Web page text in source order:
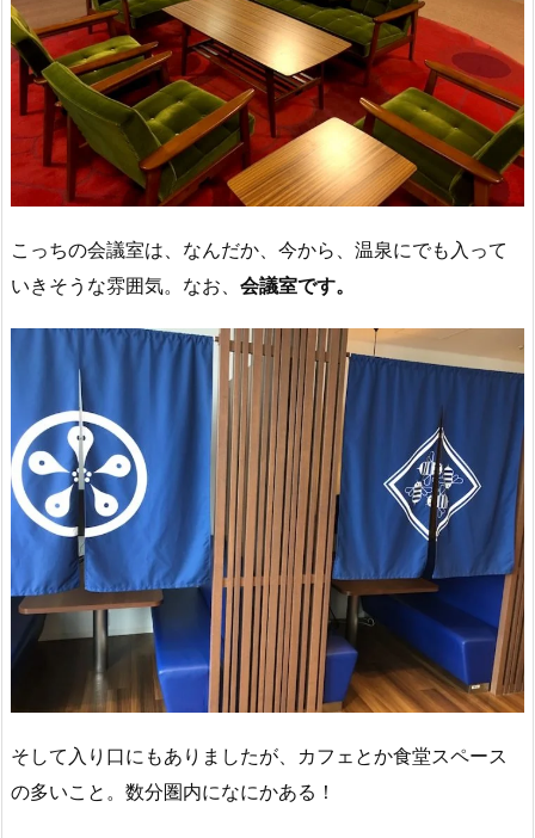
こっちの会議室は、なんだか、今から、温泉にでも入って
いきそうな雰囲気。なお、 会議室です。
そして入り口にもありましたが、カフェとか食堂スペース
の多いこと。数分圏内になにかある！